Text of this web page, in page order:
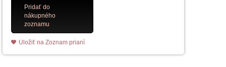
Pridať do
nákupného
zoznamu
Uložiť na Zoznam prianí